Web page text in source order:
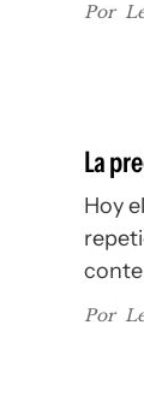
Por
La
Hoy
Por